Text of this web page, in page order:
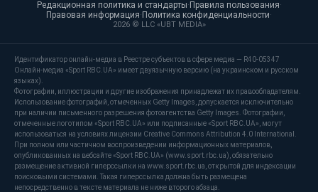
Редакционная политика и стандарты·Правила пользования·
Правовая информация·Политика конфиденциальности·
2026 © LLC «UBT MEDIA»
Идентификатор онлайн-медиа в Реестре субъектов в сфере медиа — R40-05347
Онлайн-медиа «Sport RBC.UA» имеет двуязычную версию (на украинском и русском
языках).
Фотографии, иллюстрации и другие изображения принадлежат их правообладателям.
Использование фотографий, отмеченных Getty Images, допускается исключительно
при наличии письменного разрешения фотоагентства Getty Images. Фотографии,
отмеченные логотипом «Sport RBC.UA» или подписанные «Sport RBC.UA», могут
использоваться на условиях лицензии Creative Commons Attribution 4.0 International.
При полном или частичном воспроизведении информационных материалов,
опубликованных на вебсайте «Sport RBC.UA» (www.sport.rbc.ua), обязательно
размещение активной гиперссылки на www.sport.rbc.ua, открытой для индексации
поисковыми системами. Такая гиперссылка должна быть размещена
непосредственно в тексте материала не ниже второго абзаца.